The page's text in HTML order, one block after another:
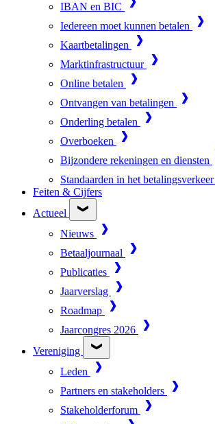
IBAN en BIC
Iedereen moet kunnen betalen
Kaartbetalingen
Marktinfrastructuur
Online betalen
Ontvangen van betalingen
Onderling betalen
Overboeken
Bijzondere rekeningen en diensten
Standaarden in het betalingsverkeer
Feiten & Cijfers
Actueel
Nieuws
Betaaljournaal
Publicaties
Jaarverslag
Roadmap
Jaarcongres 2026
Vereniging
Leden
Partners en stakeholders
Stakeholderforum